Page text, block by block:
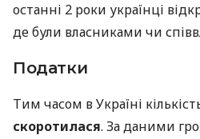
останні 2 роки українці
де були власниками чи
Податки
Тим часом в Україні
скоротилася. За даними